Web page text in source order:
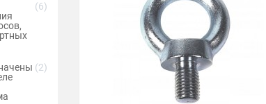
6
2